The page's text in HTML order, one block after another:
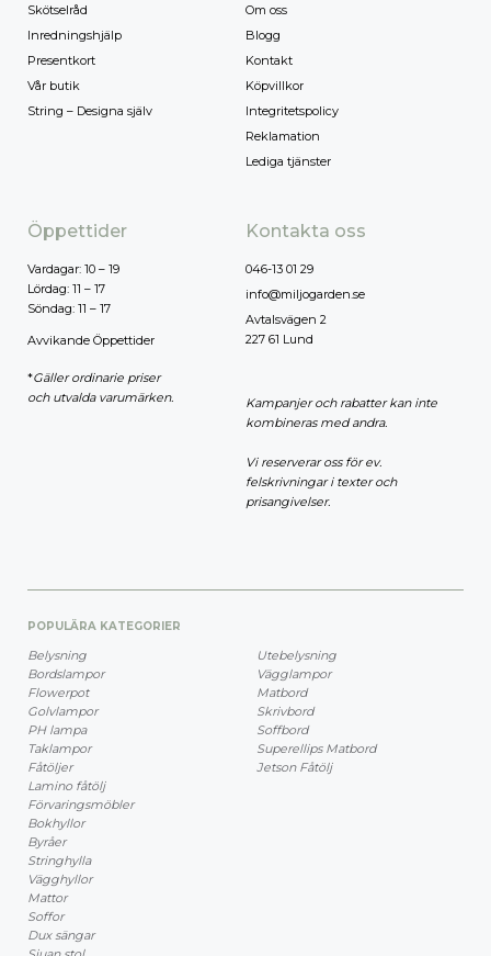
Skötselråd
Inredningshjälp
Presentkort
Vår butik
String – Designa själv
Om oss
Blogg
Kontakt
Köpvillkor
Integritetspolicy
Reklamation
Lediga tjänster
Öppettider
Vardagar: 10 – 19
Lördag: 11 – 17
Söndag: 11 – 17
Avvikande Öppettider
*Gäller ordinarie priser
och utvalda varumärken.
Kontakta oss
046-13 01 29
info@miljogarden.se
Avtalsvägen 2
227 61 Lund
Kampanjer och rabatter kan inte
kombineras med andra.
Vi reserverar oss för ev.
felskrivningar i texter och
prisangivelser.
POPULÄRA KATEGORIER
Belysning
Bordslampor
Flowerpot
Golvlampor
PH lampa
Taklampor
Fåtöljer
Lamino fåtölj
Förvaringsmöbler
Bokhyllor
Byråer
Stringhylla
Vägghyllor
Mattor
Soffor
Dux sängar
Utebelysning
Vägglampor
Matbord
Skrivbord
Soffbord
Superellips Matbord
Jetson Fåtölj